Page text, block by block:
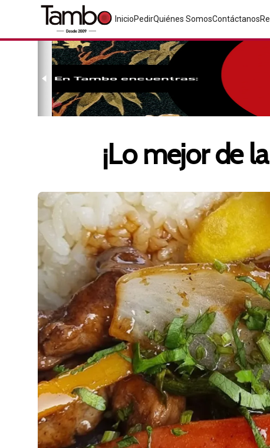
InicioPedirQuiénes SomosContáctanos
¡Lo mejor de